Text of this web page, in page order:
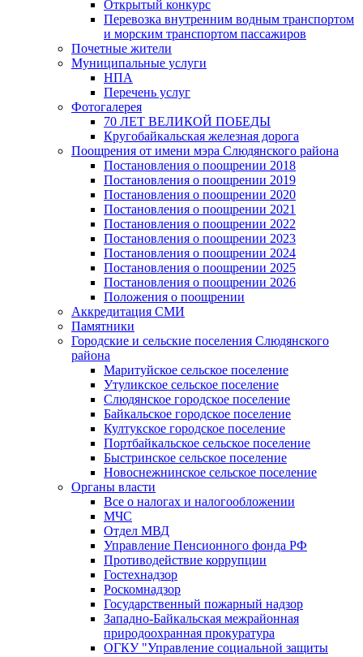
Открытый конкурс
Перевозка внутренним водным транспортом
и морским транспортом пассажиров
Почетные жители
Муниципальные услуги
НПА
Перечень услуг
Фотогалерея
70 ЛЕТ ВЕЛИКОЙ ПОБЕДЫ
Кругобайкальская железная дорога
Поощрения от имени мэра Слюдянского района
Постановления о поощрении 2018
Постановления о поощрении 2019
Постановления о поощрении 2020
Постановления о поощрении 2021
Постановления о поощрении 2022
Постановления о поощрении 2023
Постановления о поощрении 2024
Постановления о поощрении 2025
Постановления о поощрении 2026
Положения о поощрении
Аккредитация СМИ
Памятники
Городские и сельские поселения Слюдянского
района
Маритуйское сельское поселение
Утуликское сельское поселение
Слюдянское городское поселение
Байкальское городское поселение
Култукское городское поселение
Портбайкальское сельское поселение
Быстринское сельское поселение
Новоснежнинское сельское поселение
Органы власти
Все о налогах и налогообложении
МЧС
Отдел МВД
Управление Пенсионного фонда РФ
Противодействие коррупции
Гостехнадзор
Роскомнадзор
Государственный пожарный надзор
Западно-Байкальская межрайонная
природоохранная прокуратура
ОГКУ "Управление социальной защиты